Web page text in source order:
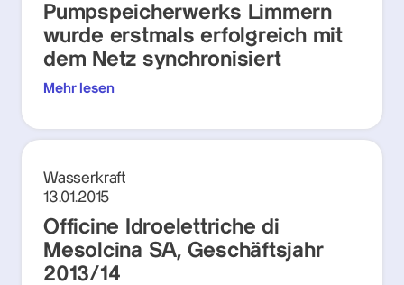
Pumpspeicherwerks Limmern
wurde erstmals erfolgreich mit
dem Netz synchronisiert
Mehr lesen
Wasserkraft
13.01.2015
Officine Idroelettriche di
Mesolcina SA, Geschäftsjahr
2013/14